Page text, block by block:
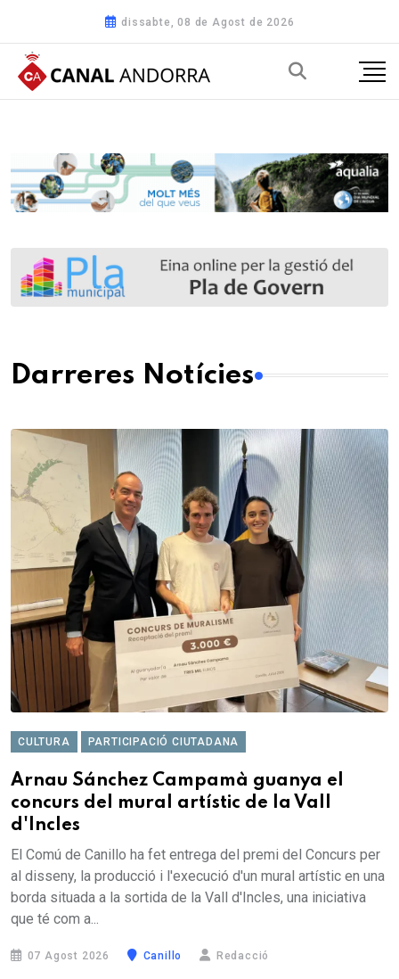
dissabte, 08 de Agost de 2026
Darreres Notícies
CULTURA PARTICIPACIÓ CIUTADANA
Arnau Sánchez Campamà guanya el
concurs del mural artístic de la Vall
d'Incles
El Comú de Canillo ha fet entrega del premi del Concurs per
al disseny, la producció i l'execució d'un mural artístic en una
borda situada a la sortida de la Vall d'Incles, una iniciativa
que té com a...
07 Agost 2026 Canillo Redacció